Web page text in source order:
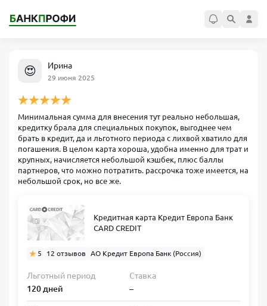
😍 Ирина
29 июня 2025
Минимальная сумма для внесения тут реально небольшая,
кредитку брала для специальных покупок, выгоднее чем
брать в кредит, да и льготного периода с лихвой хватило для
погашения. В целом карта хороша, удобна именно для трат и
крупных, начисляется небольшой кэшбек, плюс баллы
партнеров, что можно потратить. рассрочка тоже имеется, на
небольшой срок, но все же.
Кредитная карта Кредит Европа Банк
CARD CREDIT
5 12 отзывов АО Кредит Европа Банк (Россия)
Льготный период
120 дней
Ставка
–